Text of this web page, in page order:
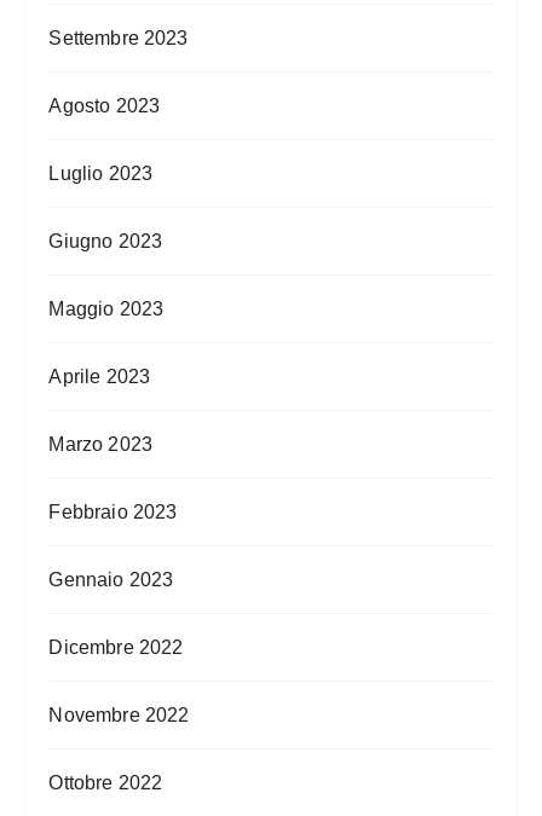
Settembre 2023
Agosto 2023
Luglio 2023
Giugno 2023
Maggio 2023
Aprile 2023
Marzo 2023
Febbraio 2023
Gennaio 2023
Dicembre 2022
Novembre 2022
Ottobre 2022